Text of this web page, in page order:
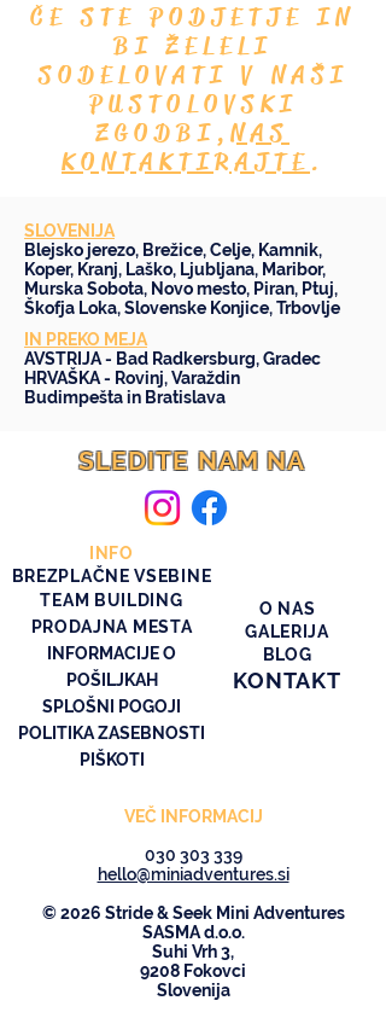
ČE STE PODJETJE IN
BI ŽELELI
SODELOVATI V NAŠI
PUSTOLOVSKI
ZGODBI, NAS
KONTAKTIRAJTE .
SLOVENIJA
Blejsko jerezo, Brežice,Celje, Kamnik,
Koper, Kranj, Laško, Ljubljana, Maribor,
Murska Sobota, Novo mesto, Piran, Ptuj,
Škofja Loka,Slovenske Konjice,Trbovlje
IN PREKO MEJA
AVSTRIJA - Bad Radkersburg,Gradec
HRVAŠKA - Rovinj,Varaždin
Budimpeštain Bratislava
INFO
BREZPLAČNE VSEBINE
TEAM BUILDING
PRODAJNA MESTA
INFORMACIJE O
POŠILJKAH
SPLOŠNI POGOJI
POLITIKA ZASEBNOSTI
PIŠKOTI
O NAS
GALERIJA
BLOG
KONTAKT
VEČ INFORMACIJ
030 303 339
hello@miniadventures.si
© 2026 Stride & Seek Mini Adventures
SASMA d.o.o.
Suhi Vrh 3,
9208 Fokovci
Slovenija
SLEDITE NAM NA